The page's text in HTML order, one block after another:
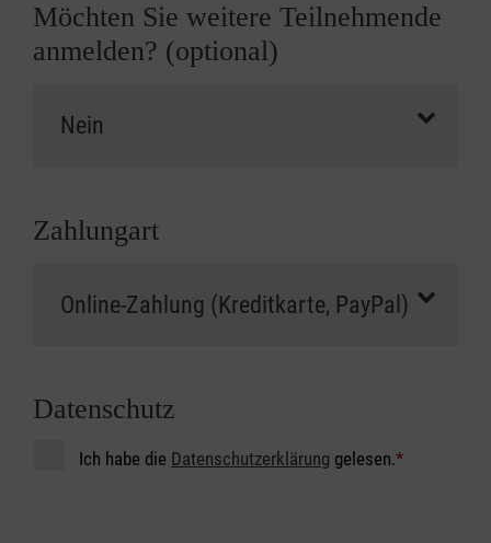
Möchten Sie weitere Teilnehmende
anmelden? (optional)
Zahlungart
Datenschutz
Ich habe die Datenschutzerklärung gelesen.*